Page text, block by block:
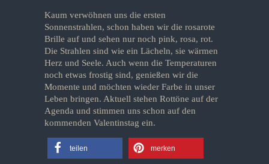
Kaum verwöhnen uns die ersten
Sonnenstrahlen, schon haben wir die rosarote
Brille auf und sehen nur noch pink, rosa, rot.
Die Strahlen sind wie ein Lächeln, sie wärmen
Herz und Seele. Auch wenn die Temperaturen
noch etwas frostig sind, genießen wir die
Momente und möchten wieder Farbe in unser
Leben bringen. Aktuell stehen Rottöne auf der
Agenda und stimmen uns schon auf den
kommenden Valentinstag ein.
teilen merken